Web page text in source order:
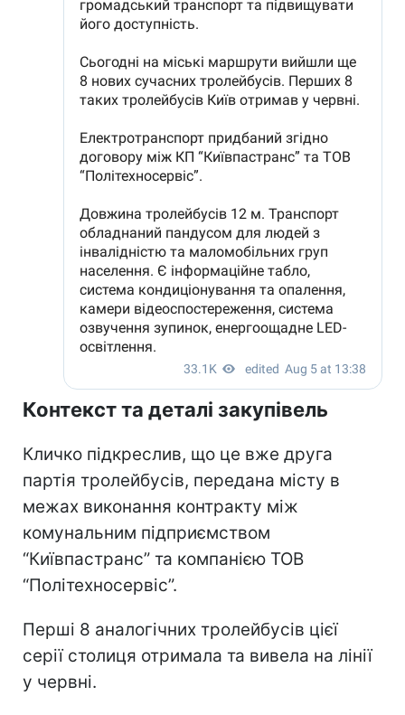
Контекст та деталі закупівель
Кличко підкреслив, що це вже друга
партія тролейбусів, передана місту в
межах виконання контракту між
комунальним підприємством
“Київпастранс” та компанією ТОВ
“Політехносервіс”.
Перші 8 аналогічних тролейбусів цієї
серії столиця отримала та вивела на лінії
у червні.